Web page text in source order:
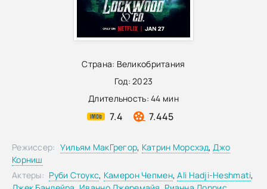
Страна: Великобритания
Год:2023
Длительность:44 мин
7.4 7.445
Режиссер: Уильям МакГрегор, Катрин Морсхэд,Джо
Корниш
Актеры: Руби Стоукс, Камерон Чепмен,Ali Hadji-Heshmati,